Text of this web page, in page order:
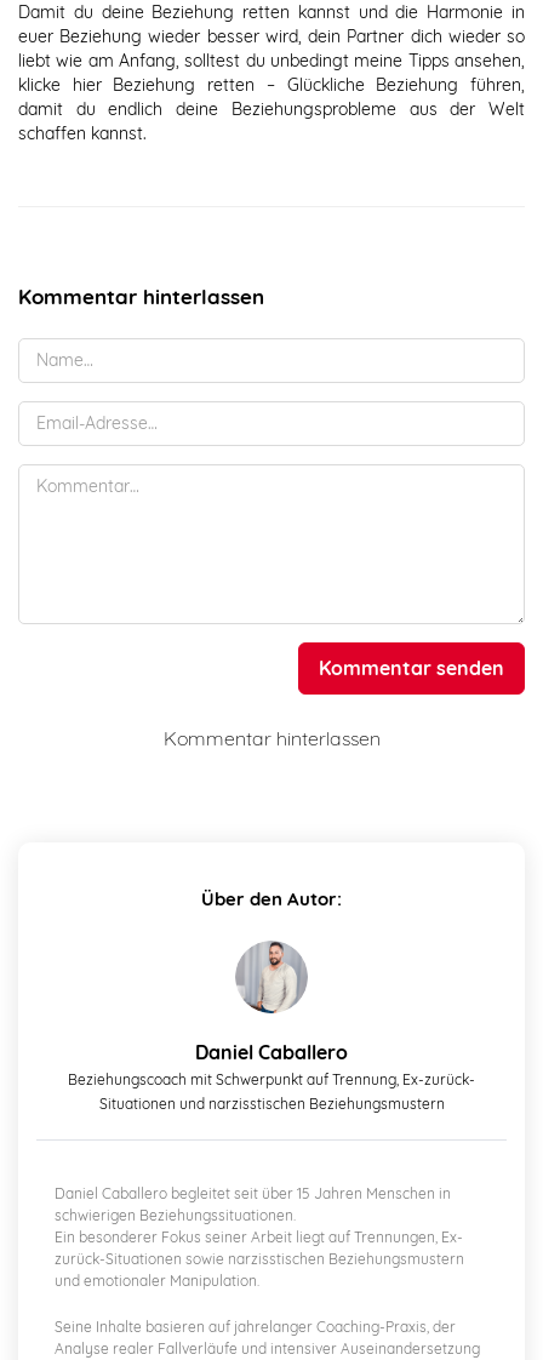
Damit du deine Beziehung retten kannst und die Harmonie in
euer Beziehung wieder besser wird, dein Partner dich wieder so
liebt wie am Anfang, solltest du unbedingt meine Tipps ansehen,
klicke hier Beziehung retten – Glückliche Beziehung führen,
damit du endlich deine Beziehungsprobleme aus der Welt
schaffen kannst.
Kommentar hinterlassen
Kommentar senden
Kommentar hinterlassen
Über den Autor:
Daniel Caballero
Beziehungscoach mit Schwerpunkt auf Trennung, Ex-zurück-
Situationen und narzisstischen Beziehungsmustern
Daniel Caballero begleitet seit über 15 Jahren Menschen in
schwierigen Beziehungssituationen.
Ein besonderer Fokus seiner Arbeit liegt auf Trennungen, Ex-
zurück-Situationen sowie narzisstischen Beziehungsmustern
und emotionaler Manipulation.
Seine Inhalte basieren auf jahrelanger Coaching-Praxis, der
Analyse realer Fallverläufe und intensiver Auseinandersetzung